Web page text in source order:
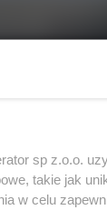
sp z.o.o.
takie jak
w celu